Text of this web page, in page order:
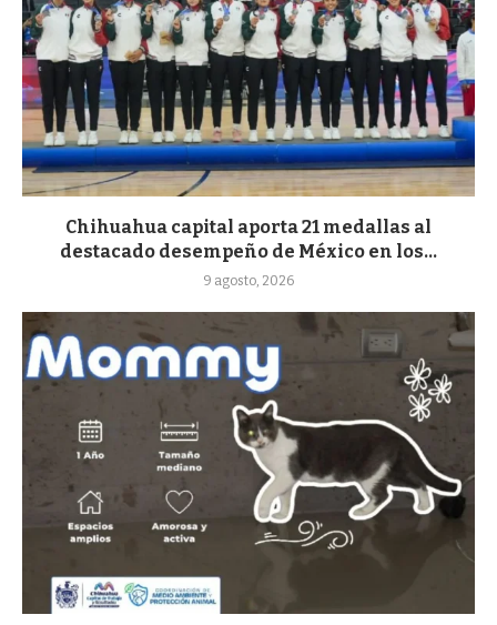
Chihuahua capital aporta 21 medallas al
destacado desempeño de México en los...
9 agosto, 2026